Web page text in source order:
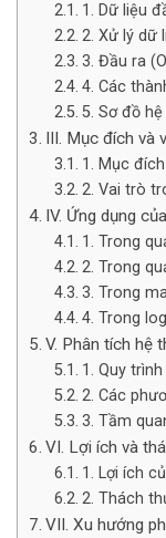
1. Dữ liệu
2. Xử lý dữ
3. Đầu ra
4. Các
5. Sơ đồ
III. Mục đích và
1. Mục đích
2. Vai trò
IV. Ứng dụng
1. Trong
2. Trong
3. Trong
4. Trong
V. Phân tích hệ
1. Quy
2. Các
3. Tầm
VI. Lợi ích và
1. Lợi ích
2. Thách
VII. Xu hướng